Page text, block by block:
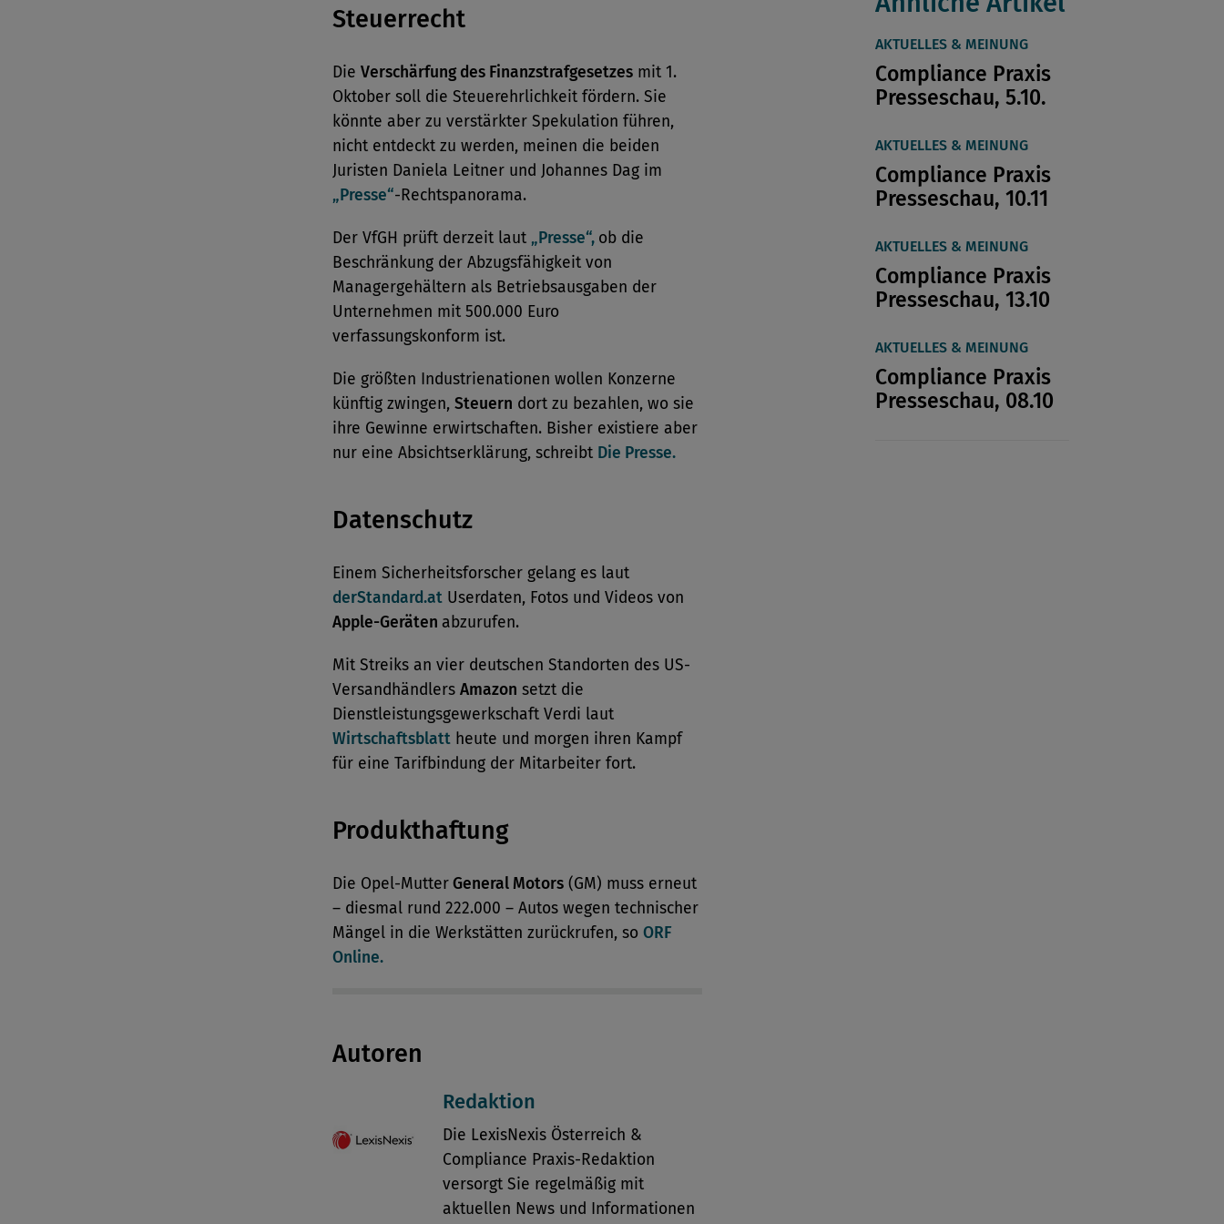
Steuerrecht
Die Verschärfung des Finanzstrafgesetzes mit 1.
Oktober soll die Steuerehrlichkeit fördern. Sie
könnte aber zu verstärkter Spekulation führen,
nicht entdeckt zu werden, meinen die beiden
Juristen Daniela Leitner und Johannes Dag im
„Presse“-Rechtspanorama.
Der VfGH prüft derzeit laut „Presse“, ob die
Beschränkung der Abzugsfähigkeit von
Managergehältern als Betriebsausgaben der
Unternehmen mit 500.000 Euro
verfassungskonform ist.
Die größten Industrienationen wollen Konzerne
künftig zwingen, Steuern dort zu bezahlen, wo sie
ihre Gewinne erwirtschaften. Bisher existiere aber
nur eine Absichtserklärung, schreibt Die Presse.
Datenschutz
Einem Sicherheitsforscher gelang es laut
derStandard.at Userdaten, Fotos und Videos von
Apple-Geräten abzurufen.
Mit Streiks an vier deutschen Standorten des US-
Versandhändlers Amazon setzt die
Dienstleistungsgewerkschaft Verdi laut
Wirtschaftsblatt heute und morgen ihren Kampf
für eine Tarifbindung der Mitarbeiter fort.
Produkthaftung
Die Opel-MutterGeneral Motors (GM) muss erneut
– diesmal rund 222.000 – Autos wegen technischer
Mängel in die Werkstätten zurückrufen, so ORF
Online.
Autoren
Redaktion
Die LexisNexis Österreich &
Compliance Praxis-Redaktion
versorgt Sie regelmäßig mit
aktuellen News und Informationen
AKTUELLES & MEINUNG
Compliance Praxis
Presseschau, 5.10.
AKTUELLES & MEINUNG
Compliance Praxis
Presseschau, 10.11
AKTUELLES & MEINUNG
Compliance Praxis
Presseschau, 13.10
AKTUELLES & MEINUNG
Compliance Praxis
Presseschau, 08.10